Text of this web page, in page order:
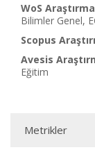
WoS
Bilimler Genel,
Scopus
Avesis
Eğitim
Metrikler